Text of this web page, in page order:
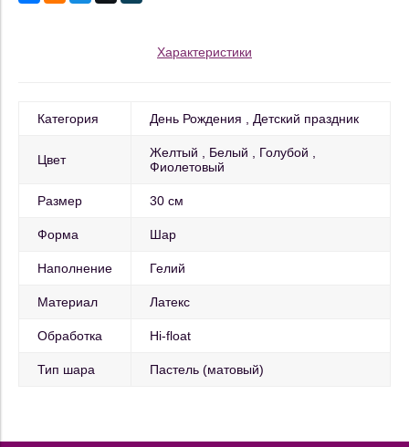
Характеристики
Категория День Рождения Детский праздник
Цвет Желтый Белый
Голубой
Фиолетовый
Размер 30 см
Форма Шар
Наполнение Гелий
Материал Латекс
Обработка Hi-float
Тип шара Пастель (матовый)